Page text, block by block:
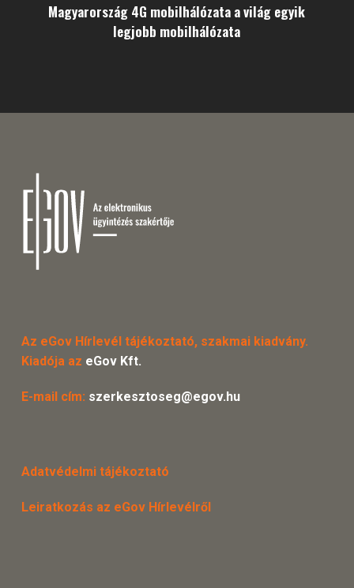
Magyarország 4G mobilhálózata a világ egyik
legjobb mobilhálózata
Az eGov Hírlevél tájékoztató, szakmai kiadvány.
Kiadója az eGov Kft.
E-mail cím: szerkesztoseg@egov.hu
Adatvédelmi tájékoztató
Leiratkozás az eGov Hírlevélről